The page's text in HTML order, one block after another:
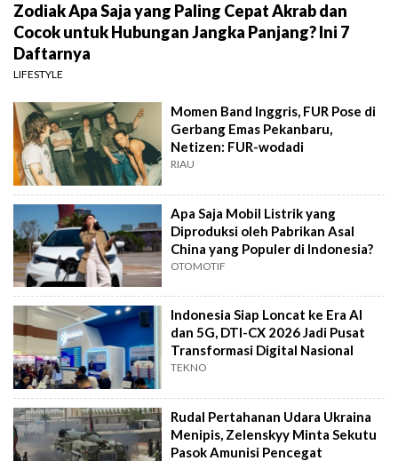
Zodiak Apa Saja yang Paling Cepat Akrab dan
Cocok untuk Hubungan Jangka Panjang? Ini 7
Daftarnya
LIFESTYLE
Momen Band Inggris, FUR Pose di
Gerbang Emas Pekanbaru,
Netizen: FUR-wodadi
RIAU
Apa Saja Mobil Listrik yang
Diproduksi oleh Pabrikan Asal
China yang Populer di Indonesia?
OTOMOTIF
Indonesia Siap Loncat ke Era AI
dan 5G, DTI-CX 2026 Jadi Pusat
Transformasi Digital Nasional
TEKNO
Rudal Pertahanan Udara Ukraina
Menipis, Zelenskyy Minta Sekutu
Pasok Amunisi Pencegat